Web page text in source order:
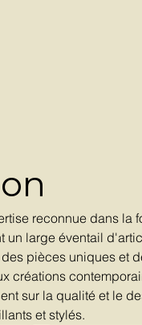
reconnue dans la
un large éventail
pièces uniques et
créations
sur la qualité et le
et stylés.